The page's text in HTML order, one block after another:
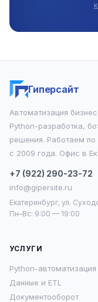
Гиперсайт
Автоматизация
Python-разработка,
решения. Работаем
с 2009 года. Офис в
+7 (922) 290-23-72
info@gipersite.ru
Екатеринбург, ул.
Пн–Вс: 9:00 — 19:00
УСЛУГИ
Python-автоматизация
Данные и ETL
Документооборот